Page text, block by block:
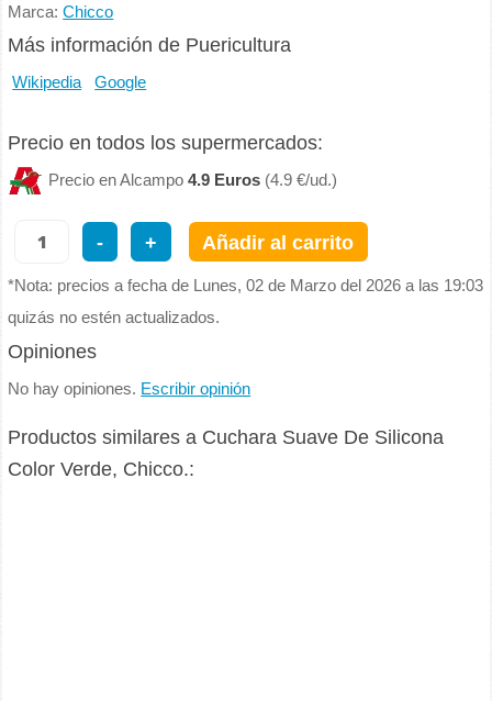
Marca:Chicco
Más información de Puericultura
Wikipedia Google
Precio en todos los supermercados:
Precio en Alcampo4.9 Euros (4.9 €/ud.)
- + Añadir al carrito
*Nota: precios a fecha de Lunes, 02 de Marzo del 2026 a las 19:03
quizás no estén actualizados.
Opiniones
No hay opiniones. Escribir opinión
Productos similares a Cuchara Suave De Silicona
Color Verde, Chicco.: